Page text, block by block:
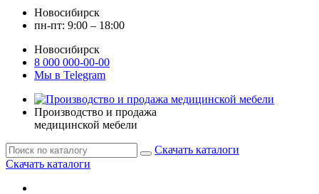
Новосибирск
пн-пт: 9:00 – 18:00
Новосибирск
8 000 000-00-00
Мы в Telegram
Производство и продажа
медицинской мебели
Скачать каталоги
Скачать каталоги